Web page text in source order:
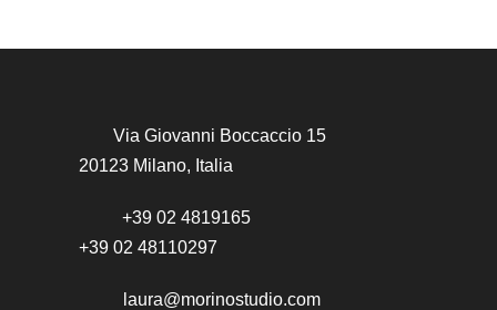
Via Giovanni Boccaccio 15
20123 Milano, Italia
+39 02 4819165
+39 02 48110297
laura@morinostudio.com